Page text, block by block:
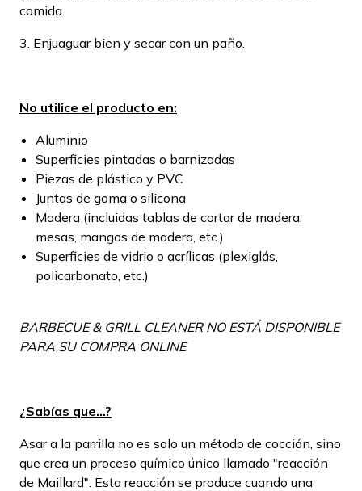
comida.
3. Enjuaguar bien y secar con un paño.
No utilice el producto en:
Aluminio
Superficies pintadas o barnizadas
Piezas de plástico y PVC
Juntas de goma o silicona
Madera (incluidas tablas de cortar de madera,
mesas, mangos de madera, etc.)
Superficies de vidrio o acrílicas (plexiglás,
policarbonato, etc.)
BARBECUE & GRILL CLEANER NO ESTÁ DISPONIBLE
PARA SU COMPRA ONLINE
¿Sabías que...?
Asar a la parrilla no es solo un método de cocción, sino
que crea un proceso químico único llamado "reacción
de Maillard". Esta reacción se produce cuando una